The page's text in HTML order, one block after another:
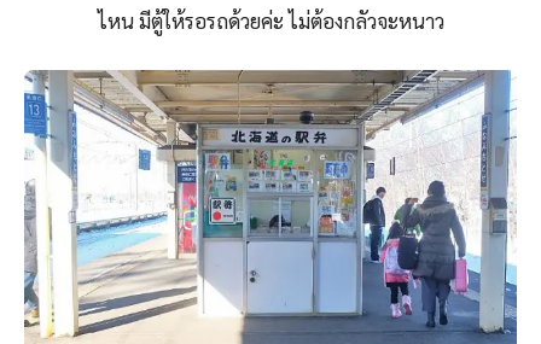
ไหน มีตู้ให้รอรถด้วยค่ะ ไม่ต้องกลัวจะหนาว